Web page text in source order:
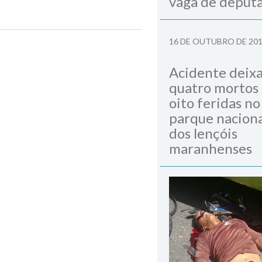
16 DE OUTUBRO DE
Acidente
quatro mortos
oito feridas no
parque
dos lençóis
maranhenses